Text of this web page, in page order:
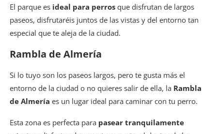
El parque es ideal para perros que disfrutan de largos
paseos, disfrutaréis juntos de las vistas y del entorno tan
especial que te aleja de la ciudad.
Rambla de Almería
Si lo tuyo son los paseos largos, pero te gusta más el
entorno de la ciudad o no quieres salir de ella, la Rambla
de Almería es un lugar ideal para caminar con tu perro.
Esta zona es perfecta para pasear tranquilamente